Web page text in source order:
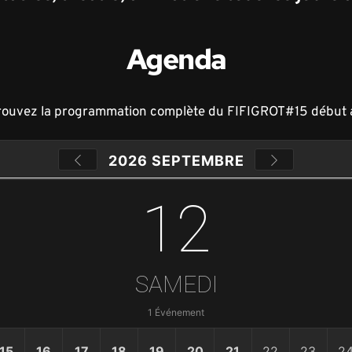
Agenda
la programmation complète du FIFIGROT#15 début
2026 SEPTEMBRE
12
SAMEDI
1 Événement